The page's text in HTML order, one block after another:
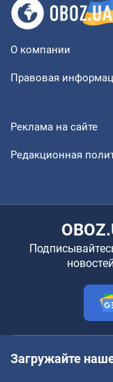
О компании
Правовая
Реклама на сайте
Редакционная
Загружайте